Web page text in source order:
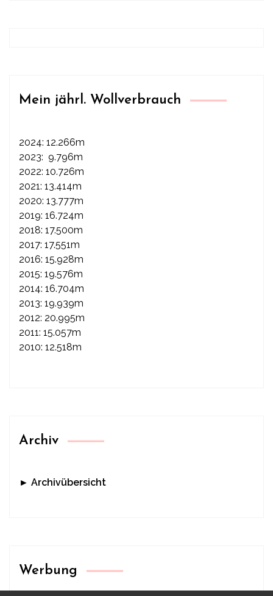
Mein jährl. Wollverbrauch
2024: 12.266m
2023: 9.796m
2022: 10.726m
2021: 13.414m
2020: 13.777m
2019: 16.724m
2018: 17.500m
2017: 17.551m
2016: 15.928m
2015: 19.576m
2014: 16.704m
2013: 19.939m
2012: 20.995m
2011: 15.057m
2010: 12.518m
Archiv
► Archivübersicht
Werbung